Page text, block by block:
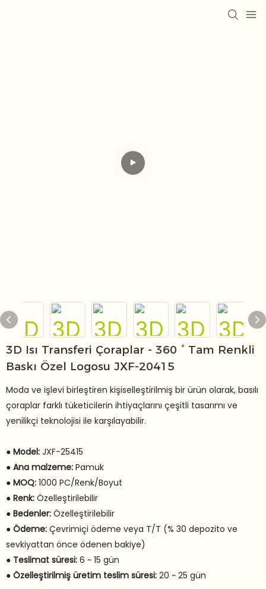
3D Isı Transferi Çoraplar - 360 ° Tam Renkli
Baskı Özel Logosu JXF-20415
Moda ve işlevi birleştiren kişiselleştirilmiş bir ürün olarak, basılı
çoraplar farklı tüketicilerin ihtiyaçlarını çeşitli tasarımı ve
yenilikçi teknolojisi ile karşılayabilir.
● Model: JXF-25415
● Ana malzeme: Pamuk
● MOQ: 1000 PC/Renk/Boyut
● Renk: Özelleştirilebilir
● Bedenler: Özelleştirilebilir
● Ödeme: Çevrimiçi ödeme veya T/T (% 30 depozito ve
sevkiyattan önce ödenen bakiye)
● Teslimat süresi: 6 ~ 15 gün
● Özelleştirilmiş üretim teslim süresi: 20 ~ 25 gün